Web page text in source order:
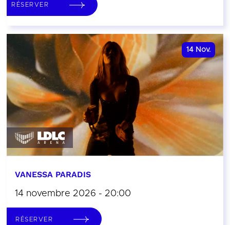
RÉSERVER
14 Nov.
VANESSA PARADIS
14 novembre 2026 - 20:00
RÉSERVER